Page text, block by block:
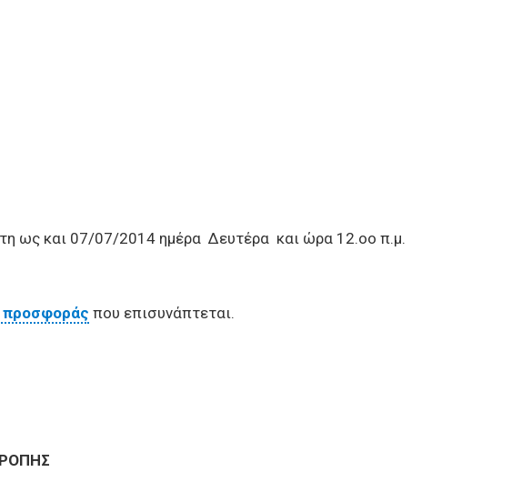
ως και 07/07/2014 ημέρα Δευτέρα και ώρα 12.οο π.μ.
προσφοράς που επισυνάπτεται.